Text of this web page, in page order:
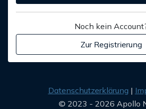
Noch kein
Zur Registrierung
Datenschutzerklärung
© 2023 - 2026 Apollo